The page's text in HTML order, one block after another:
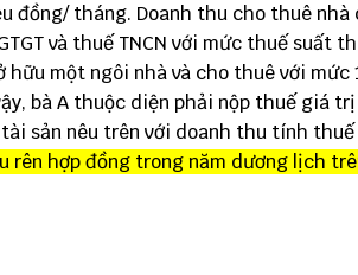
đồng/ tháng. Doanh thu cho thuê nhà
và thuế TNCN với mức thuế suất
hữu một ngôi nhà và cho thuê với mức
bà A thuộc diện phải nộp thuế giá
sản nêu trên với doanh thu tính thuế
rên hợp đồng trong năm dương lịch